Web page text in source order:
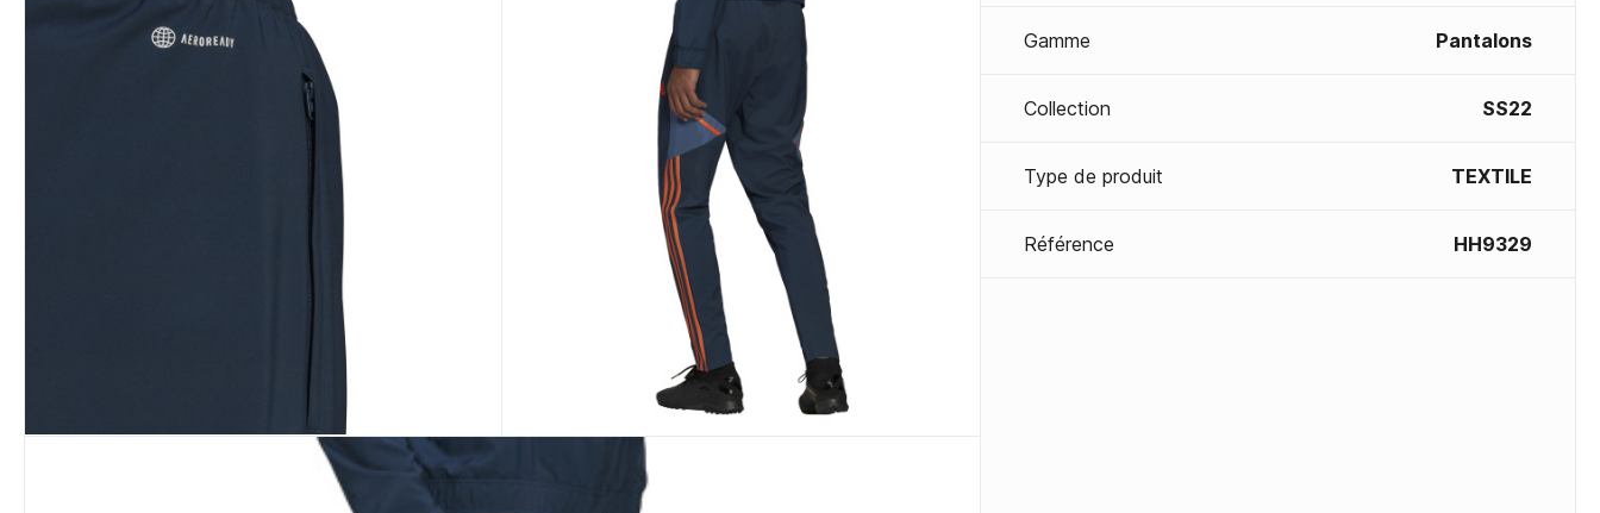
Gamme Pantalons
Collection SS22
Type de produit TEXTILE
Référence HH9329